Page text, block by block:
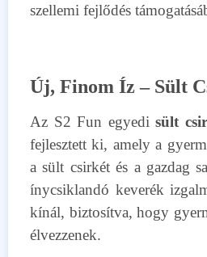
szellemi fejlődés
Új, Finom Íz – Sült
Az S2 Fun egyedi sült
fejlesztett ki, amely a
a sült csirkét és a gazdag
ínycsiklandó keverék
kínál, biztosítva, hogy
élvezzenek.